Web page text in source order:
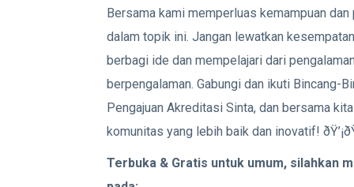
Bersama kami memperluas kemampuan dan
dalam topik ini. Jangan lewatkan
berbagi ide dan mempelajari dari
berpengalaman. Gabungi dan ikuti Bincang-
Pengajuan Akreditasi Sinta, dan bersama
komunitas yang lebih baik dan inovatif!
Terbuka & Gratis untuk umum, silahkan